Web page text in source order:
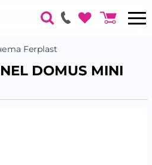
Ferplast
DOMUS MINI